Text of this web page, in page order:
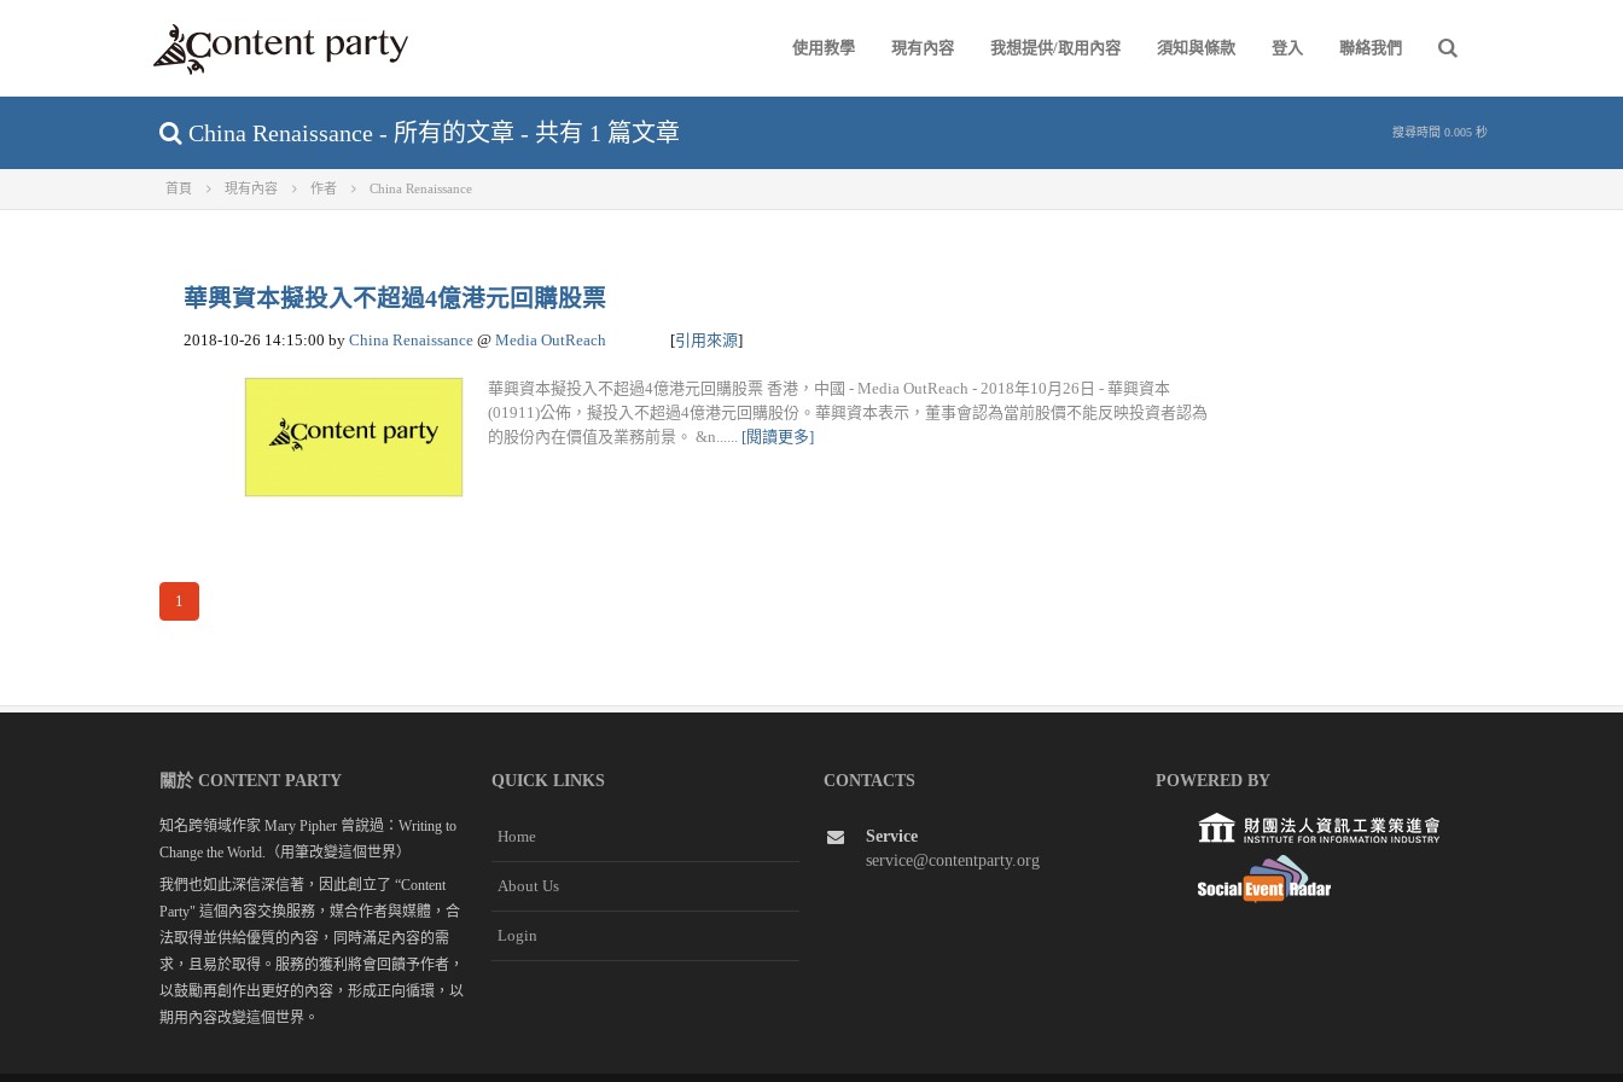
使用教學 現有內容 我想提供/取用內容 須知與條款 登入 聯絡我們
China Renaissance - 所有的文章 - 共有 1 篇文章 搜尋時間 0.005 秒
首頁 現有內容 作者 China Renaissance
華興資本擬投入不超過4億港元回購股票
2018-10-26 14:15:00 by China Renaissance @ Media OutReach [引用來源]
華興資本擬投入不超過4億港元回購股票 香港，中國 - Media OutReach - 2018年10月26日 - 華興資本
(01911)公佈，擬投入不超過4億港元回購股份。華興資本表示，董事會認為當前股價不能反映投資者認為
的股份內在價值及業務前景。 &n...... [閱讀更多]
1
關於 CONTENT PARTY
知名跨領域作家 Mary Pipher 曾說過：Writing to
Change the World.（用筆改變這個世界）
我們也如此深信深信著，因此創立了 “Content
Party" 這個內容交換服務，媒合作者與媒體，合
法取得並供給優質的內容，同時滿足內容的需
求，且易於取得。服務的獲利將會回饋予作者，
以鼓勵再創作出更好的內容，形成正向循環，以
期用內容改變這個世界。
QUICK LINKS
Home
About Us
Login
CONTACTS
Service
service@contentparty.org
POWERED BY